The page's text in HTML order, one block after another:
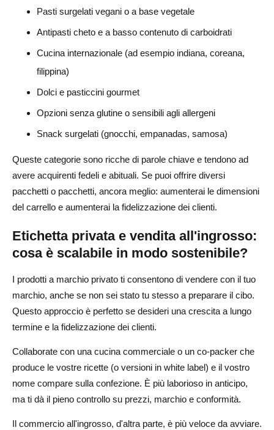
Pasti surgelati vegani o a base vegetale
Antipasti cheto e a basso contenuto di carboidrati
Cucina internazionale (ad esempio indiana, coreana,
filippina)
Dolci e pasticcini gourmet
Opzioni senza glutine o sensibili agli allergeni
Snack surgelati (gnocchi, empanadas, samosa)
Queste categorie sono ricche di parole chiave e tendono ad
avere acquirenti fedeli e abituali. Se puoi offrire diversi
pacchetti o pacchetti, ancora meglio: aumenterai le dimensioni
del carrello e aumenterai la fidelizzazione dei clienti.
Etichetta privata e vendita all'ingrosso:
cosa è scalabile in modo sostenibile?
I prodotti a marchio privato ti consentono di vendere con il tuo
marchio, anche se non sei stato tu stesso a preparare il cibo.
Questo approccio è perfetto se desideri una crescita a lungo
termine e la fidelizzazione dei clienti.
Collaborate con una cucina commerciale o un co-packer che
produce le vostre ricette (o versioni in white label) e il vostro
nome compare sulla confezione. È più laborioso in anticipo,
ma ti dà il pieno controllo su prezzi, marchio e conformità.
Il commercio all'ingrosso, d'altra parte, è più veloce da avviare.